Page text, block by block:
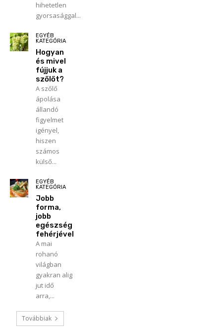
hihetetlen
gyorsasággal...
EGYÉB
KATEGÓRIA
Hogyan
és mivel
fújjuk a
szőlőt?
A szőlő
ápolása
állandó
figyelmet
igényel,
hiszen
számos
külső...
EGYÉB
KATEGÓRIA
Jobb
forma,
jobb
egészség
fehérjével
A mai
rohanó
világban
gyakran alig
jut idő
arra,...
Továbbiak